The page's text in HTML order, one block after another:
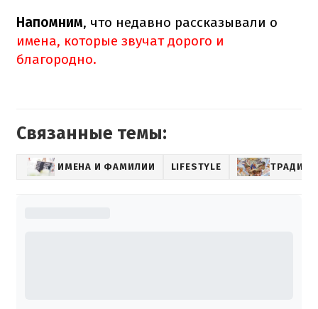
Напомним, что недавно рассказывали о
имена, которые звучат дорого и
благородно.
Связанные темы:
ИМЕНА И ФАМИЛИИ LIFESTYLE